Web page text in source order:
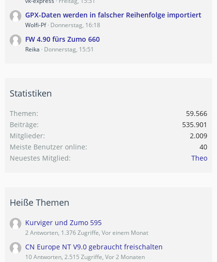
GPX-Daten werden in falscher Reihenfolge importiert
Wolfi-Pf Donnerstag, 16:18
FW 4.90 fürs Zumo 660
Reika Donnerstag, 15:51
Statistiken
Themen
59.566
Beiträge
535.901
Mitglieder
2.009
Meiste Benutzer online
40
Neuestes Mitglied
Theo
Heiße Themen
Kurviger und Zumo 595
2 Antworten, 1.376 Zugriffe, Vor einem Monat
CN Europe NT V9.0 gebraucht freischalten
10 Antworten, 2.515 Zugriffe, Vor 2 Monaten